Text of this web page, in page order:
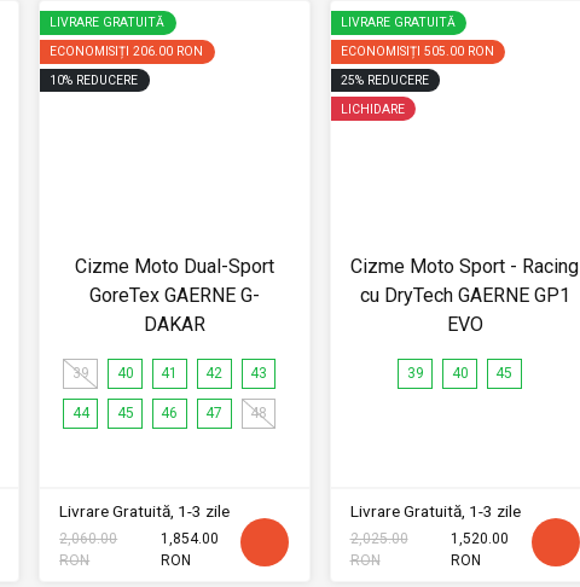
LIVRARE GRATUITĂ
ECONOMISIȚI 206.00 RON
10% REDUCERE
Cizme Moto Dual-Sport
GoreTex GAERNE G-
DAKAR
39 40 41 42 43
44 45 46 47 48
Livrare Gratuită, 1-3 zile
2,060.00
RON
1,854.00
RON
LIVRARE GRATUITĂ
ECONOMISIȚI 505.00 RON
25% REDUCERE
LICHIDARE
Cizme Moto Sport - Racing
cu DryTech GAERNE GP1
EVO
39 40 45
Livrare Gratuită, 1-3 zile
2,025.00
RON
1,520.00
RON